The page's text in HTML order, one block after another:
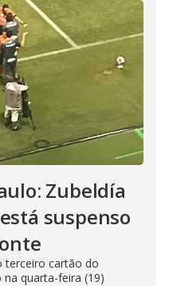
Zubeldía
suspenso
terceiro cartão do
quarta-feira (19)